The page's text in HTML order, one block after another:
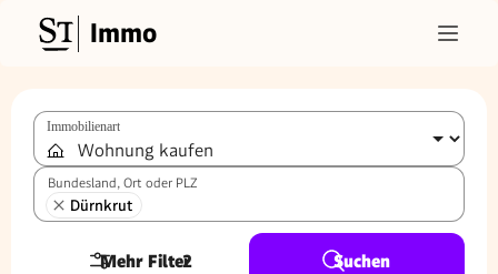
Immo
Immobilienart
Bundesland, Ort oder PLZ
Dürnkrut
Mehr Filter
2 Suchen